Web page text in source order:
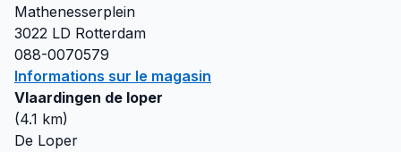
Mathenesserplein
3022 LD Rotterdam
088-0070579
Informations sur le magasin
Vlaardingen de loper
(4.1 km)
De Loper